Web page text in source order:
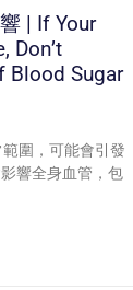
| If Your
Don’t
Blood Sugar
圍，可能會引發
響全身血管，包